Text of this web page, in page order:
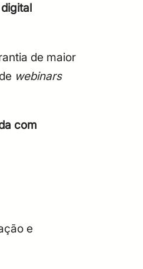
de maior
webinars
com
e